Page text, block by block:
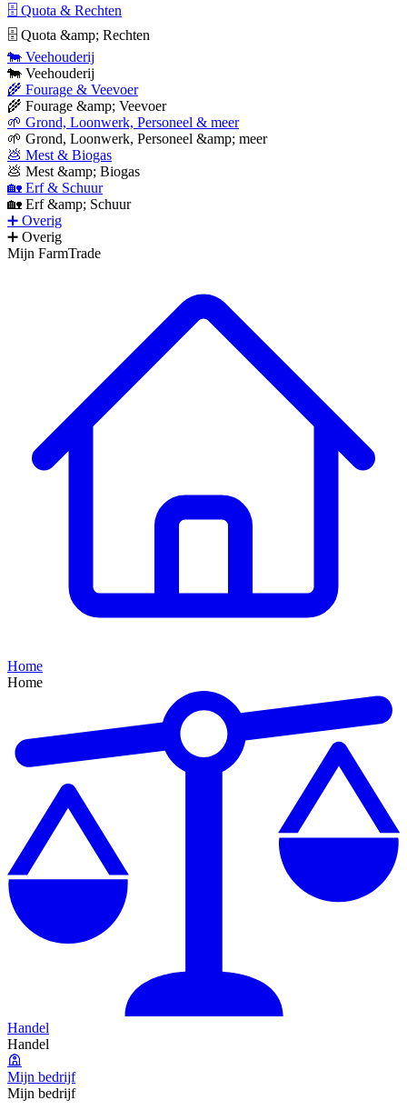
🗄 Quota & Rechten
🗄 Quota &amp; Rechten
🐄 Veehouderij
🐄 Veehouderij
🌾 Fourage & Veevoer
🌾 Fourage &amp; Veevoer
🌱 Grond, Loonwerk, Personeel & meer
🌱 Grond, Loonwerk, Personeel &amp; meer
💩 Mest & Biogas
💩 Mest &amp; Biogas
🏡 Erf & Schuur
🏡 Erf &amp; Schuur
➕ Overig
➕ Overig
Mijn FarmTrade
Home
Home
Handel
Handel
Mijn bedrijf
Mijn bedrijf